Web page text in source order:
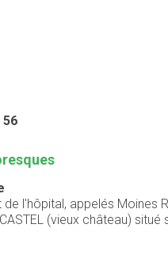
l'hôpital, appelés Moines
(vieux château)